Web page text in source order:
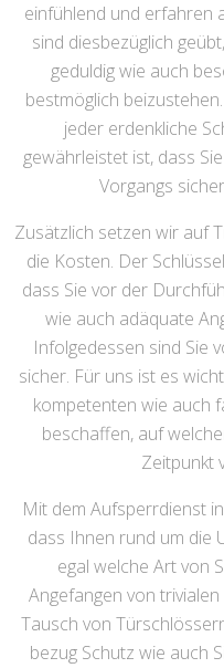
einfühlend und erfahren
sind diesbezüglich
geduldig wie auch
bestmöglich
jeder erdenkliche
gewährleistet ist, dass
Vorgangs
Zusätzlich setzen wir auf
die Kosten. Der
dass Sie vor der
wie auch adäquate
Infolgedessen sind Sie
sicher. Für uns ist es
kompetenten wie auch
beschaffen, auf
Zeitpunkt
Mit dem Aufsperrdienst
dass Ihnen rund um die
egal welche Art von
Angefangen von
Tausch von
bezug Schutz wie auch